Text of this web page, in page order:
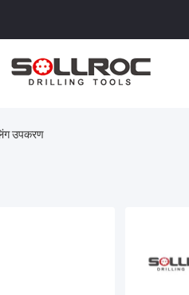
उपकरण